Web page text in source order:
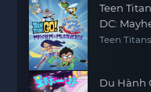
Teen
DC:
Teen
Du Hành